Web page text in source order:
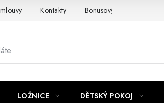
Kontakty Bonusový program NBM+
LOŽNICE DĚTSKÝ POKOJ